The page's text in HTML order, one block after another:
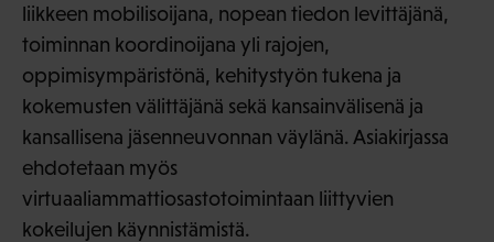
liikkeen mobilisoijana, nopean tiedon levittäjänä,
toiminnan koordinoijana yli rajojen,
oppimisympäristönä, kehitystyön tukena ja
kokemusten välittäjänä sekä kansainvälisenä ja
kansallisena jäsenneuvonnan väylänä. Asiakirjassa
ehdotetaan myös
virtuaaliammattiosastotoimintaan liittyvien
kokeilujen käynnistämistä.